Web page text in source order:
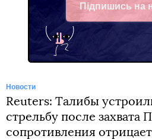
Підпишись на
Facebook
Новости
Reuters: Талибы
стрельбу после
сопротивления отрицает